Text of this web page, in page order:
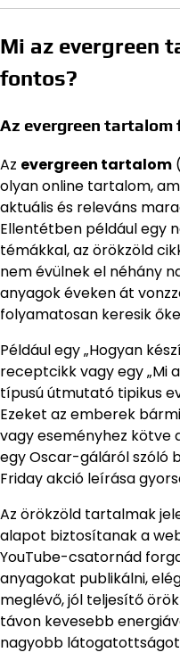
Mi az evergreen
fontos?
Az evergreen tartalom
Az evergreen tartalom
olyan online tartalom,
aktuális és releváns
Ellentétben például egy
témákkal, az örökzöld
nem évülnek el néhány
anyagok éveken át
folyamatosan keresik
Például egy „Hogyan
receptcikk vagy egy „Mi
típusú útmutató tipikus
Ezeket az emberek
vagy eseményhez kötve
egy Oscar-gáláról szóló
Friday akció leírása
Az örökzöld tartalmak
alapot biztosítanak a
YouTube-csatornád
anyagokat publikálni,
meglévő, jól teljesítő
távon kevesebb
nagyobb